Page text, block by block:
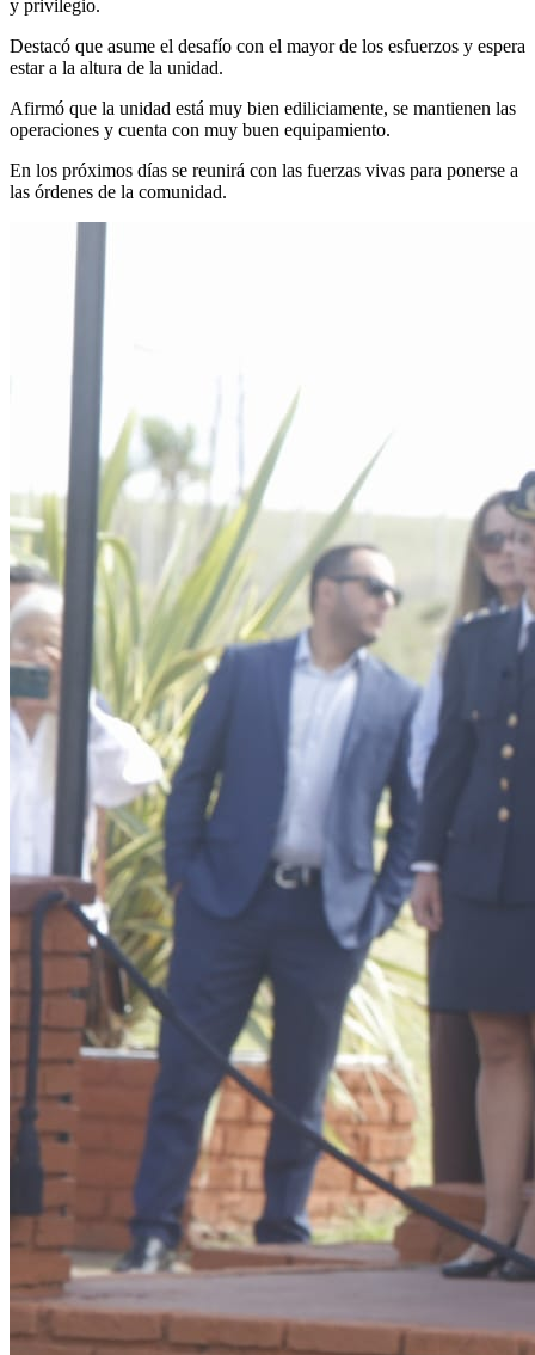
y privilegio.
Destacó que asume el desafío con el mayor de los esfuerzos y espera
estar a la altura de la unidad.
Afirmó que la unidad está muy bien ediliciamente, se mantienen las
operaciones y cuenta con muy buen equipamiento.
En los próximos días se reunirá con las fuerzas vivas para ponerse a
las órdenes de la comunidad.